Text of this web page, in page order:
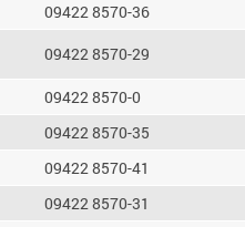
09422 8570-36
09422 8570-29
09422 8570-0
09422 8570-35
09422 8570-41
09422 8570-31